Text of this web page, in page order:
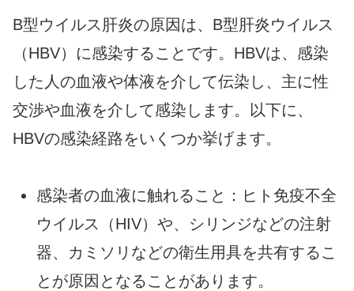
B型ウイルス肝炎の原因は、B型肝炎ウイルス
（HBV）に感染することです。HBVは、感染
した人の血液や体液を介して伝染し、主に性
交渉や血液を介して感染します。以下に、
HBVの感染経路をいくつか挙げます。
感染者の血液に触れること：ヒト免疫不全
ウイルス（HIV）や、シリンジなどの注射
器、カミソリなどの衛生用具を共有するこ
とが原因となることがあります。